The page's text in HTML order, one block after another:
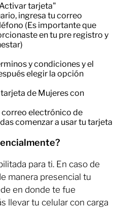
tarjeta"
ingresa tu correo
(Es importante que
en tu pre registro y
y condiciones y el
elegir la opción
de Mujeres con
correo electrónico de
comenzar a usar tu tarjeta
para ti. En caso de
manera presencial tu
en donde te fue
llevar tu celular con carga